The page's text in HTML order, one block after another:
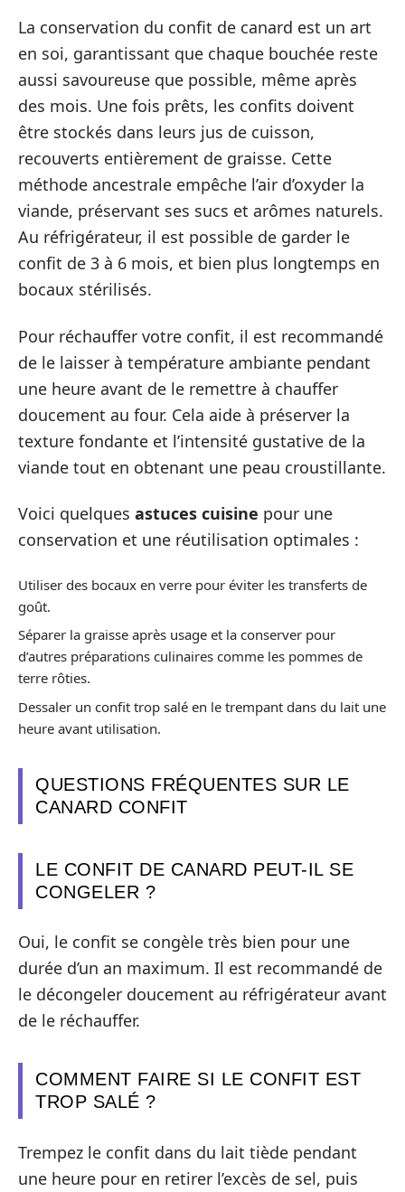
La conservation du confit de canard est un art
en soi, garantissant que chaque bouchée reste
aussi savoureuse que possible, même après
des mois. Une fois prêts, les confits doivent
être stockés dans leurs jus de cuisson,
recouverts entièrement de graisse. Cette
méthode ancestrale empêche l’air d’oxyder la
viande, préservant ses sucs et arômes naturels.
Au réfrigérateur, il est possible de garder le
confit de 3 à 6 mois, et bien plus longtemps en
bocaux stérilisés.
Pour réchauffer votre confit, il est recommandé
de le laisser à température ambiante pendant
une heure avant de le remettre à chauffer
doucement au four. Cela aide à préserver la
texture fondante et l’intensité gustative de la
viande tout en obtenant une peau croustillante.
Voici quelques astuces cuisine pour une
conservation et une réutilisation optimales :
Utiliser des bocaux en verre pour éviter les transferts de
goût.
Séparer la graisse après usage et la conserver pour
d’autres préparations culinaires comme les pommes de
terre rôties.
Dessaler un confit trop salé en le trempant dans du lait une
heure avant utilisation.
QUESTIONS FRÉQUENTES SUR LE
CANARD CONFIT
LE CONFIT DE CANARD PEUT-IL SE
CONGELER ?
Oui, le confit se congèle très bien pour une
durée d’un an maximum. Il est recommandé de
le décongeler doucement au réfrigérateur avant
de le réchauffer.
COMMENT FAIRE SI LE CONFIT EST
TROP SALÉ ?
Trempez le confit dans du lait tiède pendant
une heure pour en retirer l’excès de sel, puis